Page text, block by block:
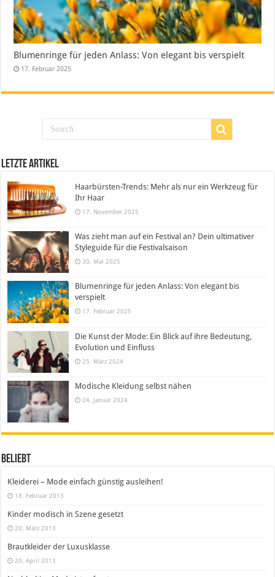
Blumenringe für jeden Anlass: Von elegant bis verspielt
17. Februar 2025
Letzte Artikel
Haarbürsten-Trends: Mehr als nur ein Werkzeug für
Ihr Haar
17. November 2025
Was zieht man auf ein Festival an? Dein ultimativer
Styleguide für die Festivalsaison
30. Mai 2025
Blumenringe für jeden Anlass: Von elegant bis
verspielt
17. Februar 2025
Die Kunst der Mode: Ein Blick auf ihre Bedeutung,
Evolution und Einfluss
25. März 2024
Modische Kleidung selbst nähen
24. Januar 2024
Beliebt
Kleiderei – Mode einfach günstig ausleihen!
18. Februar 2013
Kinder modisch in Szene gesetzt
20. März 2013
Brautkleider der Luxusklasse
20. April 2013